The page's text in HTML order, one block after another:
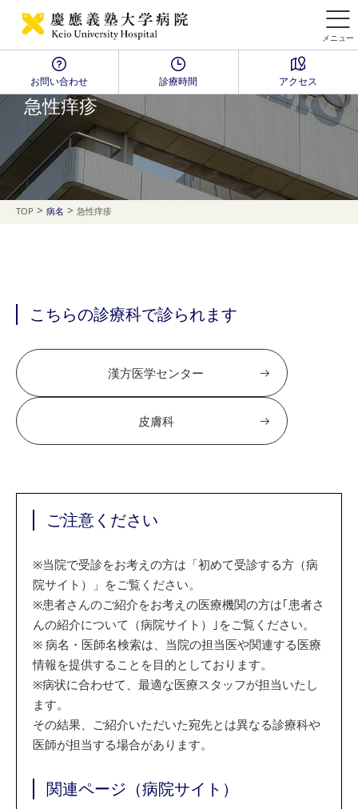
メニュー
お問い合わせ 診療時間 アクセス
Disease Name Search
急性痒疹
TOP > 病名 > 急性痒疹
こちらの診療科で診られます
漢方医学センター
皮膚科
ご注意ください
※当院で受診をお考えの方は「初めて受診する方（病
院サイト）」をご覧ください。
※患者さんのご紹介をお考えの医療機関の方は｢患者さ
んの紹介について（病院サイト）｣をご覧ください。
※ 病名・医師名検索は、当院の担当医や関連する医療
情報を提供することを目的としております。
※病状に合わせて、最適な医療スタッフが担当いたし
ます。
その結果、ご紹介いただいた宛先とは異なる診療科や
医師が担当する場合があります。
関連ページ（病院サイト）